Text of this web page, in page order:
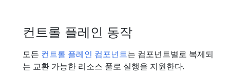
컨트롤 플레인 동작
모든 컨트롤 플레인 컴포넌트는 컴포넌트별로 복제되
는 교환 가능한 리소스 풀로 실행을 지원한다.